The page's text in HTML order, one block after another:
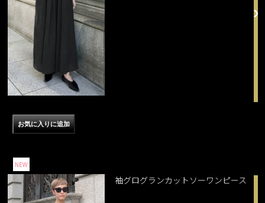
NEW
袖グログランカットソーワンピース